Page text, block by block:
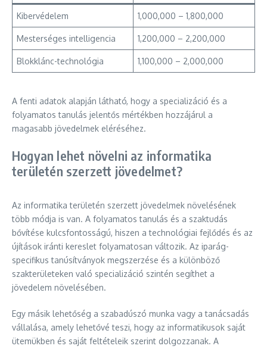
Kibervédelem 1,000,000 – 1,800,000
Mesterséges intelligencia 1,200,000 – 2,200,000
Blokklánc-technológia 1,100,000 – 2,000,000
A fenti adatok alapján látható, hogy a specializáció és a
folyamatos tanulás jelentős mértékben hozzájárul a
magasabb jövedelmek eléréséhez.
Hogyan lehet növelni az informatika
területén szerzett jövedelmet?
Az informatika területén szerzett jövedelmek növelésének
több módja is van. A folyamatos tanulás és a szaktudás
bővítése kulcsfontosságú, hiszen a technológiai fejlődés és az
újítások iránti kereslet folyamatosan változik. Az iparág-
specifikus tanúsítványok megszerzése és a különböző
szakterületeken való specializáció szintén segíthet a
jövedelem növelésében.
Egy másik lehetőség a szabadúszó munka vagy a tanácsadás
vállalása, amely lehetővé teszi, hogy az informatikusok saját
ütemükben és saját feltételeik szerint dolgozzanak. A